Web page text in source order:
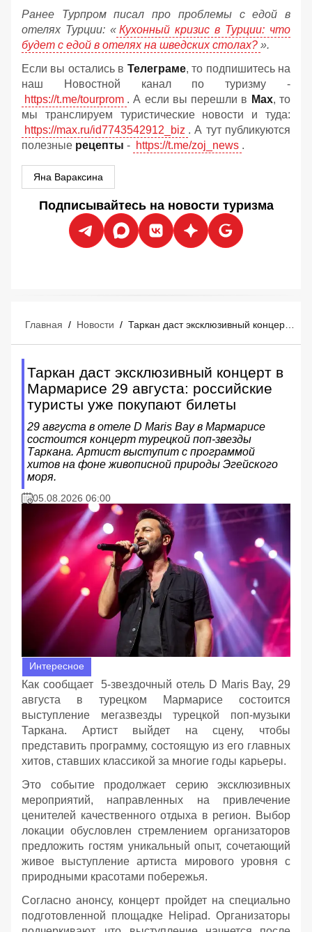
Ранее Турпром писал про проблемы с едой в
отелях Турции: « Кухонный кризис в Турции: что
будет с едой в отелях на шведских столах? ».
Если вы остались в Телеграме, то подпишитесь на
наш Новостной канал по туризму -
https://t.me/tourprom . А если вы перешли в Мах, то
мы транслируем туристические новости и туда:
https://max.ru/id7743542912_biz . А тут публикуются
полезные рецепты - https://t.me/zoj_news .
Яна Вараксина
Подписывайтесь на новости туризма
Главная / Новости /
Таркан даст эксклюзивный концерт в
Мармарисе 29 августа: российские
туристы уже покупают билеты
29 августа в отеле D Maris Bay в Мармарисе
состоится концерт турецкой поп-звезды
Таркана. Артист выступит с программой
хитов на фоне живописной природы Эгейского
моря.
05.08.2026 06:00
Интересное
Как сообщает 5-звездочный отель D Maris Bay, 29
августа в турецком Мармарисе состоится
выступление мегазвезды турецкой поп-музыки
Таркана. Артист выйдет на сцену, чтобы
представить программу, состоящую из его главных
хитов, ставших классикой за многие годы карьеры.
Это событие продолжает серию эксклюзивных
мероприятий, направленных на привлечение
ценителей качественного отдыха в регион. Выбор
локации обусловлен стремлением организаторов
предложить гостям уникальный опыт, сочетающий
живое выступление артиста мирового уровня с
природными красотами побережья.
Согласно анонсу, концерт пройдет на специально
подготовленной площадке Helipad. Организаторы